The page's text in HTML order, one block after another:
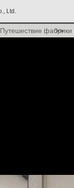
Ltd.
Путешествие фабрики
>>